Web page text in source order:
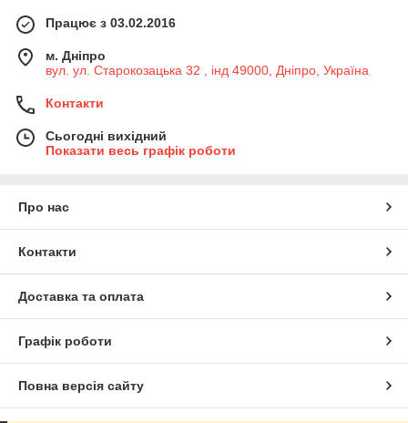
Працює з 03.02.2016
м. Дніпро
вул. ул. Старокозацька 32 , інд 49000, Дніпро, Україна
Контакти
Сьогодні вихідний
Показати весь графік роботи
Про нас
Контакти
Доставка та оплата
Графік роботи
Повна версія сайту